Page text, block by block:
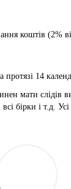
коштів (2%
протязі 14
мати слідів
бірки і т.д.